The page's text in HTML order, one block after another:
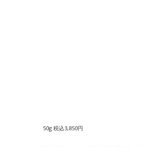
50g 税込3,850円